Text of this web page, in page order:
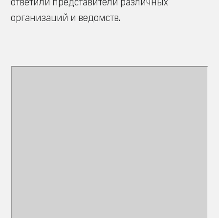
организаций и ведомств.